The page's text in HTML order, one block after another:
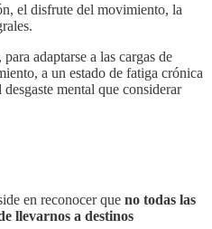
el disfrute del movimiento, la
adaptarse a las cargas de
a un estado de fatiga crónica
mental que considerar
en reconocer que no todas las
llevarnos a destinos